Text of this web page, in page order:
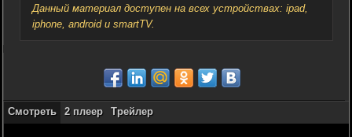
Данный материал доступен на всех устройствах: ipad,
iphone, android и smartTV.
Смотреть 2 плеер Трейлер